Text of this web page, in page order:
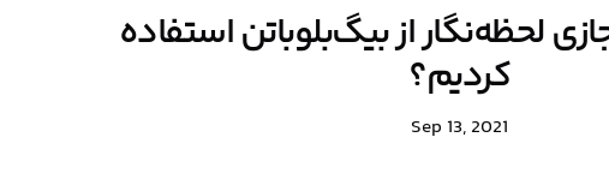
لحظه‌نگار از بیگ‌بلوباتن استفاده
کردیم؟
Sep 13, 2021